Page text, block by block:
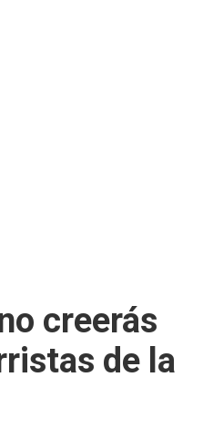
creerás
de la